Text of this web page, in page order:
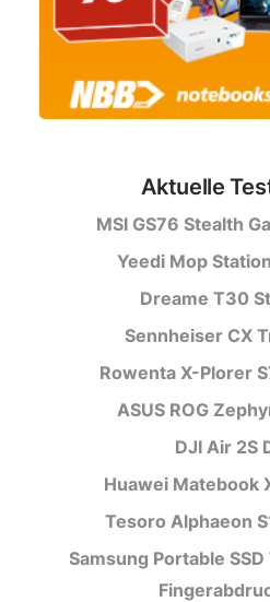
Aktuelle
MSI GS76 Stealth
Yeedi Mop
Dreame T30
Sennheiser CX
Rowenta X-Plorer
ASUS ROG
DJI Air 2S
Huawei Matebook
Tesoro Alphaeon
Samsung Portable